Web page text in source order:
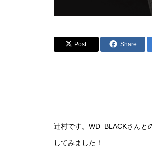
Post Share
辻村です。WD_BLACKさんと
してみました！